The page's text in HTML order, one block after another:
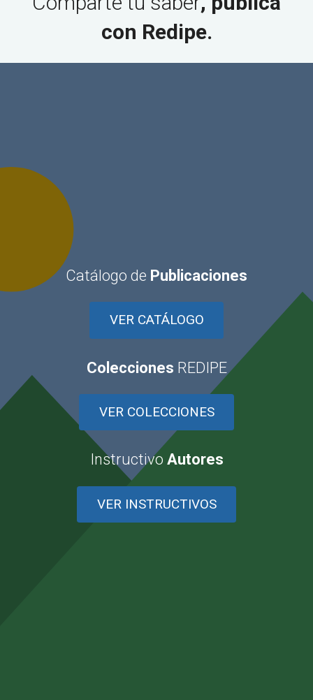
con Redipe.
Catálogo de Publicaciones
VER CATÁLOGO
Colecciones REDIPE
VER COLECCIONES
Instructivo Autores
VER INSTRUCTIVOS